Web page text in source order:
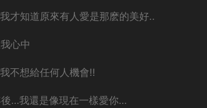
才知道原來有人愛是那麽的美好..
心中
不想給任何人機會!!
…我還是像現在一樣愛你…